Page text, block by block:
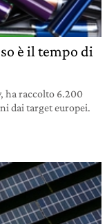
è il tempo di
ha raccolto 6.200
dai target europei.